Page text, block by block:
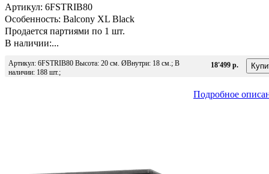
Артикул: 6FSTRIB80
Особенность: Balcony XL Black
Продается партиями по 1 шт.
В наличии:...
Артикул: 6FSTRIB80 Высота: 20 см. ØВнутри: 18 см.; В
наличии: 188 шт.;
18'499 р.
Подробное